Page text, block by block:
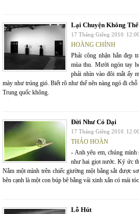
Lại Chuyện Không
17 Tháng Giêng 2010
HOÀNG CHÍNH
Phải công nhận hắn đẹp
mùa thu. Mười ngón tay
phải nhìn vào đôi mắt ấy
mày như trúng gió. Biết rõ như thế nên nàng ngó đi
Trung quốc không.
Đời Như Cỏ Dại
17 Tháng Giêng 2010
THẢO HOÀN
- Anh yêu em, chúng mình
như hai giọt nước. Ký ức
Nằm một mình trên chiếc giường một bằng sắt được
bên cạnh là một con búp bê bằng vải xinh xắn có mái
Lỗ Hút